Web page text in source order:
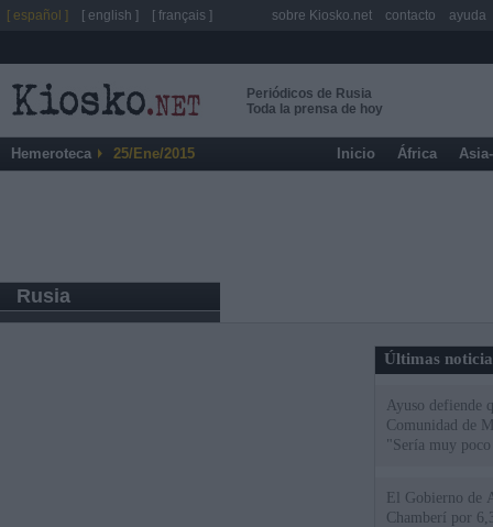
Periódicos de Rusia
Toda la prensa de hoy
Hemeroteca 25/Ene/2015 Inicio África
Rusia
Últimas
Ayuso defiende
Comunidad de
"Sería muy
El Gobierno de
Chamberí por
[ español ] [ english ] [ français ] sobre Kiosko.net contacto ayuda